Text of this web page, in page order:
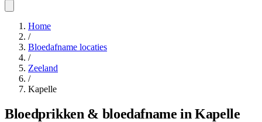
Home
/
Bloedafname locaties
/
Zeeland
/
Kapelle
Bloedprikken & bloedafname in Kapelle